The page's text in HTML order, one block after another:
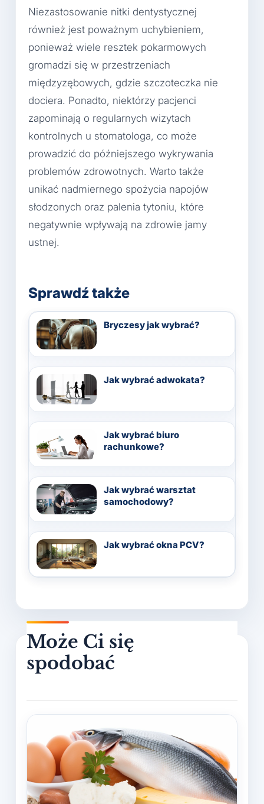
Niezastosowanie nitki dentystycznej
również jest poważnym uchybieniem,
ponieważ wiele resztek pokarmowych
gromadzi się w przestrzeniach
międzyzębowych, gdzie szczoteczka nie
dociera. Ponadto, niektórzy pacjenci
zapominają o regularnych wizytach
kontrolnych u stomatologa, co może
prowadzić do późniejszego wykrywania
problemów zdrowotnych. Warto także
unikać nadmiernego spożycia napojów
słodzonych oraz palenia tytoniu, które
negatywnie wpływają na zdrowie jamy
ustnej.
Sprawdź także
Bryczesy jak wybrać?
Jak wybrać adwokata?
Jak wybrać biuro
rachunkowe?
Jak wybrać warsztat
samochodowy?
Jak wybrać okna PCV?